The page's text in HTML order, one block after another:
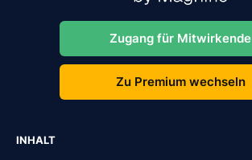
Zugang für Mitwirkende
Zu Premium wechseln
INHALT